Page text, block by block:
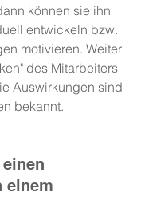
können sie ihn
entwickeln bzw.
motivieren. Weiter
des Mitarbeiters
Auswirkungen sind
bekannt.
einem